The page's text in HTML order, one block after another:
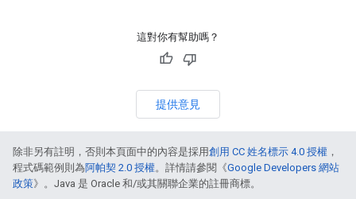
這對你有幫助嗎？
提供意見
除非另有註明，否則本頁面中的內容是採用創用 CC 姓名標示 4.0 授權 ，
程式碼範例則為阿帕契 2.0 授權。詳情請參閱《Google Developers 網站
政策》。Java 是 Oracle 和/或其關聯企業的註冊商標。